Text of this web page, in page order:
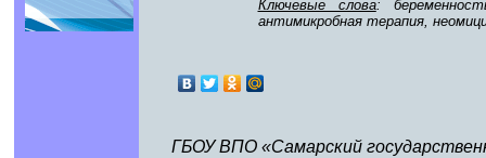
Ключевые слова:
антимикробная терапия,
ГБОУ ВПО «Самарский